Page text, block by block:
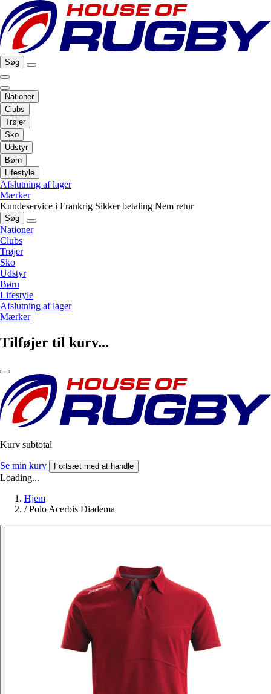
Søg
Nationer
Clubs
Trøjer
Sko
Udstyr
Børn
Lifestyle
Afslutning af lager
Mærker
Kundeservice i Frankrig Sikker betaling Nem retur
Søg
Nationer
Clubs
Trøjer
Sko
Udstyr
Børn
Lifestyle
Afslutning af lager
Mærker
Tilføjer til kurv...
Kurv subtotal
Se min kurv Fortsæt med at handle
Loading...
Hjem
/ Polo Acerbis Diadema